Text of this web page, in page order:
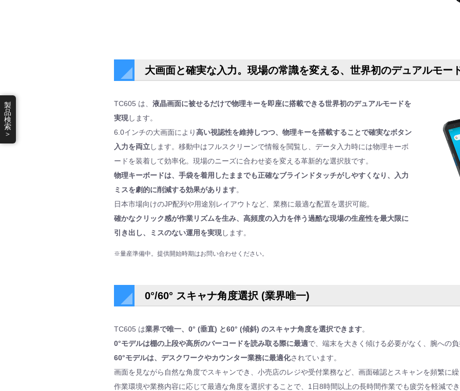
大画面と確実な入力。現場の常識を変える、世界初のデュアルモー
TC605 は、 液晶画面に被せるだけで物理キーを即座に搭載できる世界初のデュアルモードを
実現します。
6.0インチの大画面により高い視認性を維持しつつ、物理キーを搭載することで確実なボタン
入力を両立します。移動中はフルスクリーンで情報を閲覧し、データ入力時には物理キーボ
ードを装着して効率化。現場のニーズに合わせ姿を変える革新的な選択肢です。
物理キーボードは、手袋を着用したままでも正確なブラインドタッチがしやすくなり、入力
ミスを劇的に削減する効果があります。
日本市場向けのJP配列や用途別レイアウトなど、業務に最適な配置を選択可能。
確かなクリック感が作業リズムを生み、高頻度の入力を伴う過酷な現場の生産性を最大限に
引き出し、ミスのない運用を実現します。
※量産準備中。提供開始時期はお問い合わせください。
0°/60° スキャナ角度選択 (業界唯一)
TC605 は業界で唯一、0° (垂直) と60° (傾斜) のスキャナ角度を選択できます。
0°モデルは棚の上段や高所のバーコードを読み取る際に最適で、端末を大きく傾ける必要がなく、腕への
60°モデルは、デスクワークやカウンター業務に最適化されています。
画面を見ながら自然な角度でスキャンでき、小売店のレジや受付業務など、画面確認とスキャンを頻繁に
作業環境や業務内容に応じて最適な角度を選択することで、1日8時間以上の長時間作業でも疲労を軽減で
製
品
検
索
＞